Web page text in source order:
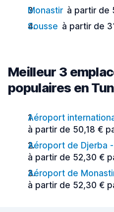
Monastir à partir de
Sousse à partir de
Meilleur 3
populaires en
Aéroport
à partir de 50,18 €
Aéroport de Djerba
à partir de 52,30 €
Aéroport de
à partir de 52,30 €